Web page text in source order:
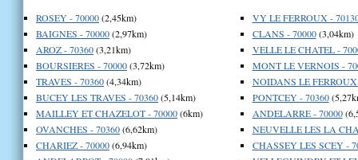
ROSEY - 70000(2,45km)
BAIGNES - 70000(2,97km)
AROZ - 70360(3,21km)
BOURSIERES - 70000(3,72km)
TRAVES - 70360(4,34km)
BUCEY LES TRAVES - 70360(5,14km)
MAILLEY ET CHAZELOT - 70000(6km)
OVANCHES - 70360(6,62km)
CHARIEZ - 70000(6,94km)
VY LE FERROUX -
CLANS - 70000(3,04km)
VELLE LE CHATEL -
MONT LE VERNOIS -
NOIDANS LE FERROUX
PONTCEY - 70360
ANDELARRE - 70000
NEUVELLE LES LA
CHASSEY LES SCEY -